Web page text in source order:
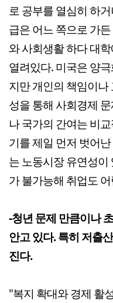
로 공부를 열심히 하
급은 어느 쪽으로 가
와 사회생활 하다 대
열려있다. 미국은 양
지만 개인의 책임이나
성을 통해 사회경제
나 국가의 간여는 비
기를 제일 먼저 벗어
는 노동시장 유연성이
가 불가능해 취업도
-청년 문제 만큼이나
안고 있다. 특히 저출
진다.
"복지 확대와 경제 활